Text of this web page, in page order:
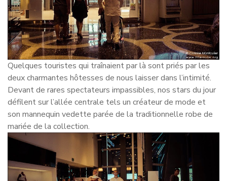
Quelques touristes qui traînaient par là sont priés par les
deux charmantes hôtesses de nous laisser dans l’intimité.
Devant de rares spectateurs impassibles, nos stars du jour
défilent sur l’allée centrale tels un créateur de mode et
son mannequin vedette parée de la traditionnelle robe de
mariée de la collection.